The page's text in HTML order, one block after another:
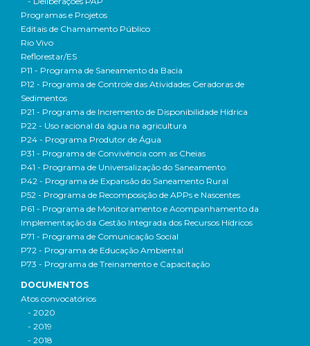
Programas e Projetos
Editais de Chamamento Público
Rio Vivo
Reflorestar/ES
P11 - Programa de Saneamento da Bacia
P12 - Programa de Controle das Atividades Geradoras de
Sedimentos
P21 - Programa de Incremento de Disponibilidade Hídrica
P22 - Uso racional da água na agricultura
P24 - Programa Produtor de Água
P31 - Programa de Convivência com as Cheias
P41 - Programa de Universalização do Saneamento
P42 - Programa de Expansão do Saneamento Rural
P52 - Programa de Recomposição de APPs e Nascentes
P61 - Programa de Monitoramento e Acompanhamento da
Implementação da Gestão Integrada dos Recursos Hídricos
P71 - Programa de Comunicação Social
P72 - Programa de Educação Ambiental
P73 - Programa de Treinamento e Capacitação
DOCUMENTOS
Atos convocatórios
- 2020
- 2019
- 2018